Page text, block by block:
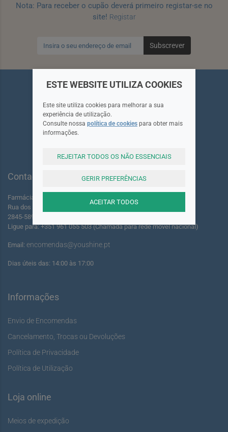
Nota: Para receber o cupão deverá primeiro registar-se no
site! Registar
Subscrever
Siga-nos
Contactos
Farmácia dos Foros de Amora Lda.
Rua dos Foros Amora 220 A-B
2845-589 Seixal - Portugal
Ligue para: +351 961 055 503 (Chamada para rede móvel nacional)
Email: encomendas@youshine.pt
Dias úteis das: 14:00 às 17:00
Informações
Envio de Encomendas
Cancelamento, Trocas ou Devoluções
Política de Privacidade
Política de Utilização
Loja online
Meios de expedição
ESTE WEBSITE UTILIZA COOKIES
Este site utiliza cookies para melhorar a sua
experiência de utilização.
Consulte nossa política de cookies para obter mais
informações.
REJEITAR TODOS OS NÃO ESSENCIAIS
GERIR PREFERÊNCIAS
ACEITAR TODOS